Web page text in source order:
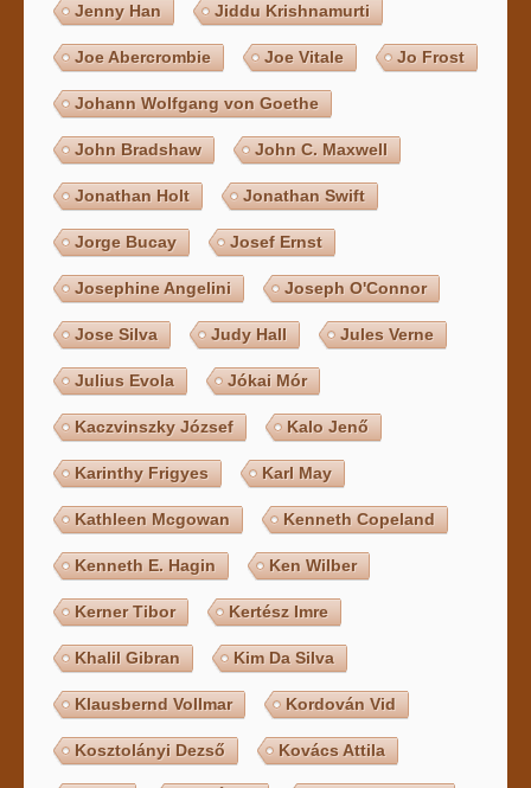
Jenny Han Jiddu Krishnamurti
Joe Abercrombie Joe Vitale Jo Frost
Johann Wolfgang von Goethe
John Bradshaw John C. Maxwell
Jonathan Holt Jonathan Swift
Jorge Bucay Josef Ernst
Josephine Angelini Joseph O'Connor
Jose Silva Judy Hall Jules Verne
Julius Evola Jókai Mór
Kaczvinszky József Kalo Jenő
Karinthy Frigyes Karl May
Kathleen Mcgowan Kenneth Copeland
Kenneth E. Hagin Ken Wilber
Kerner Tibor Kertész Imre
Khalil Gibran Kim Da Silva
Klausbernd Vollmar Kordován Vid
Kosztolányi Dezső Kovács Attila